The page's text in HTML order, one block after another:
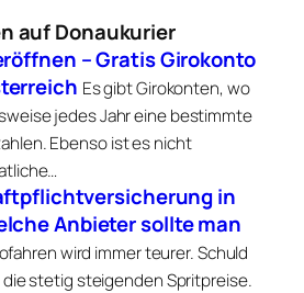
auf Donaukurier
– Gratis Girokonto
Es gibt Girokonten, wo
jedes Jahr eine bestimmte
Ebenso ist es nicht
in
Anbieter sollte man
wird immer teurer. Schuld
die stetig steigenden Spritpreise.